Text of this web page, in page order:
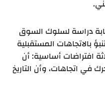
دراسة لسلوك السوق
بالاتجاهات المستقبلية
افتراضات أساسية: أن
في اتجاهات، وأن التاريخ